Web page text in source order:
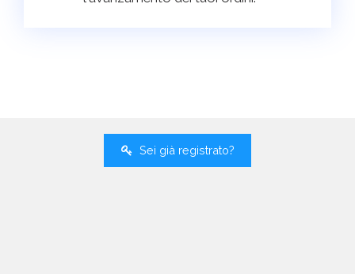
Sei già registrato?